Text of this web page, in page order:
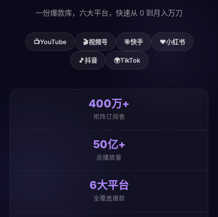
一份爆款库，六大平台，快速从 0 到月入万刀
📺YouTube 🎬视频号 🎯快手 ❤️小红书
🎵抖音 🌍TikTok
400万+
矩阵订阅者
50亿+
总播放量
6大平台
全覆盖爆款